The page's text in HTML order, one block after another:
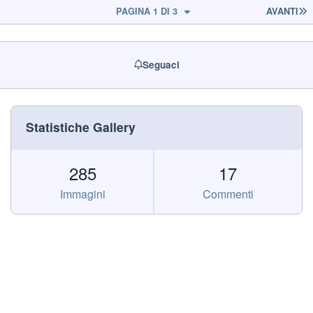
AVANTI
PAGINA 1 DI 3
Seguaci
Statistiche Gallery
Immagini
285
Commenti
17